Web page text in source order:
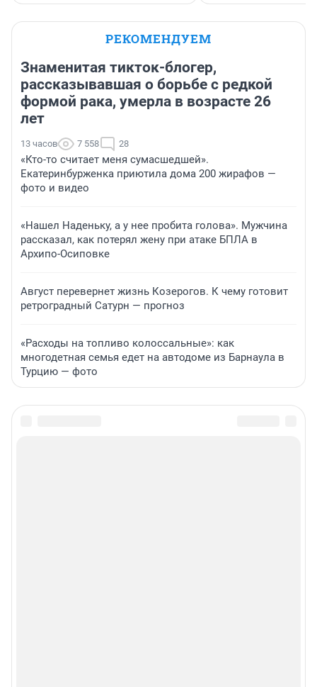
РЕКОМЕНДУЕМ
Знаменитая тикток-блогер,
рассказывавшая о борьбе с редкой
формой рака, умерла в возрасте 26
лет
13 часов 7 558 28
«Кто-то считает меня сумасшедшей».
Екатеринбурженка приютила дома 200 жирафов —
фото и видео
«Нашел Наденьку, а у нее пробита голова». Мужчина
рассказал, как потерял жену при атаке БПЛА в
Архипо-Осиповке
Август перевернет жизнь Козерогов. К чему готовит
ретроградный Сатурн — прогноз
«Расходы на топливо колоссальные»: как
многодетная семья едет на автодоме из Барнаула в
Турцию — фото